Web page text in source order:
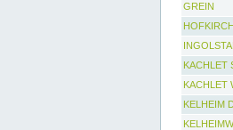
GREIN
KACHLET
KACHLET
KELHEIM